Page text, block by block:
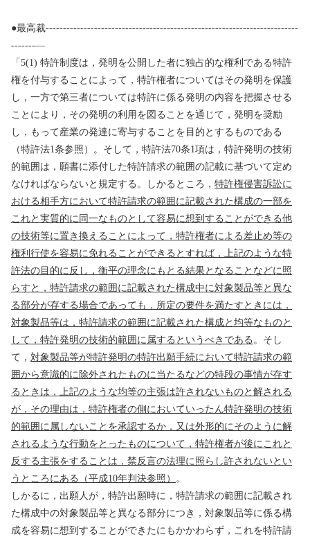
●最高裁-------------------------------------------------------------------------
-------—
「 5(1) 特許制度は，発明を公開した者に独占的な権利である特許
権を付与することによって，特許権者についてはその発明を保護
し，一方で第三者については特許に係る発明の内容を把握させる
ことにより，その発明の利用を図ることを通じて，発明を奨励
し，もって産業の発達に寄与することを目的とするものである
（特許法1条参照）。そして，特許法70条1項は，特許発明の技術
的範囲は，願書に添付した特許請求の範囲の記載に基づいて定め
なければならないと規定する。しかるところ， 特許権侵害訴訟に
おける相手方において特許請求の範囲に記載された構成の一部を
これと実質的に同一なものとして容易に想到することができる他
の技術等に置き換えることによって，特許権者による差止め等の
権利行使を容易に免れることができるとすれば，上記のような特
許法の目的に反し，衡平の理念にもとる結果となることなどに照
らすと，特許請求の範囲に記載された構成中に対象製品等と異な
る部分が存する場合であっても，所定の要件を満たすときには，
対象製品等は，特許請求の範囲に記載された構成と均等なものと
して，特許発明の技術的範囲に属するというべきである 。そし
て， 対象製品等が特許発明の特許出願手続において特許請求の範
囲から意識的に除外されたものに当たるなどの特段の事情が存す
るときは，上記のような均等の主張は許されないものと解される
が，その理由は，特許権者の側においていったん特許発明の技術
的範囲に属しないことを承認するか，又は外形的にそのように解
されるような行動をとったものについて，特許権者が後にこれと
反する主張をすることは，禁反言の法理に照らし許されないとい
うところにある（平成10年判決参照） 。
しかるに，出願人が，特許出願時に，特許請求の範囲に記載され
た構成中の対象製品等と異なる部分につき，対象製品等に係る構
成を容易に想到することができたにもかかわらず，これを特許請